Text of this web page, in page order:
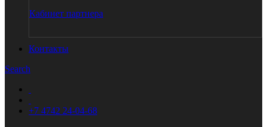
Кабинет партнера
Контакты
Search
+7 4742 24-04-68